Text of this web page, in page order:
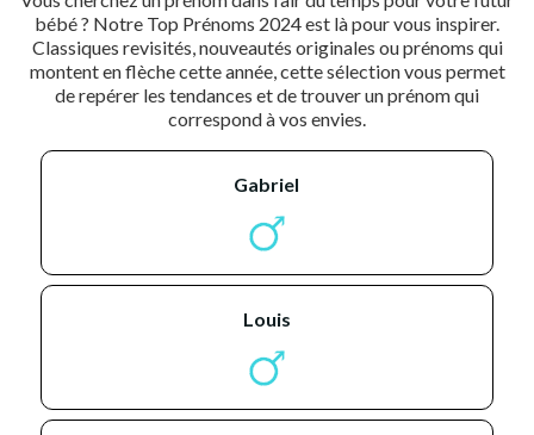
bébé ? Notre Top Prénoms 2024 est là pour vous inspirer.
Classiques revisités, nouveautés originales ou prénoms qui
montent en flèche cette année, cette sélection vous permet
de repérer les tendances et de trouver un prénom qui
correspond à vos envies.
gabriel
louis